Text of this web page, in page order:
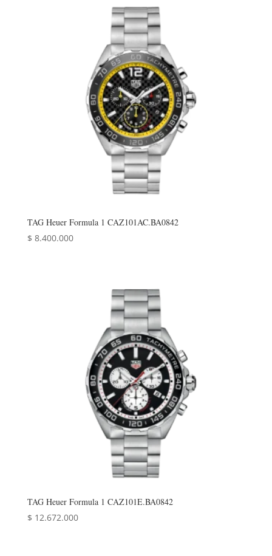
TAG Heuer Formula 1 CAZ101AC.BA0842
$ 8.400.000
TAG Heuer Formula 1 CAZ101E.BA0842
$ 12.672.000